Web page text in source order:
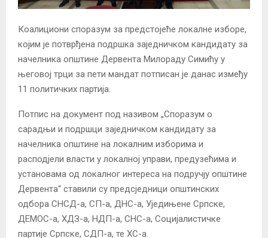
Коалициони споразум за предстојеће локалне изборе,
којим је потврђена подршка заједничком кандидату за
начелника општине Дервента Милораду Симићу у
његовој трци за пети мандат потписан је данас између
11 политичких партија.
Потпис на документ под називом „Споразум о
сарадњи и подршци заједничком кандидату за
начелника општине на локалним изборима и
расподјели власти у локалној управи, предузећима и
установама од локалног интереса на подручју општине
Дервента“ ставили су предсједници општинских
одбора СНСД-а, СП-а, ДНС-а, Уједињене Српске,
ДЕМОС-а, ХДЗ-а, НДП-а, СНС-а, Социјалистичке
партије Српске, СДП-а, те ХС-а.